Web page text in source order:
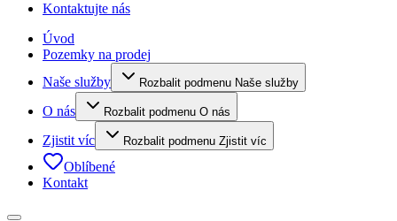
Kontaktujte nás
Úvod
Pozemky na prodej
Naše služby
Rozbalit podmenu Naše služby
O nás Rozbalit podmenu O nás
Zjistit víc Rozbalit podmenu Zjistit víc
Oblíbené
Kontakt